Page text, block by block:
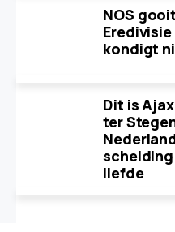
NOS
kondigt
Dit is
ter
liefde